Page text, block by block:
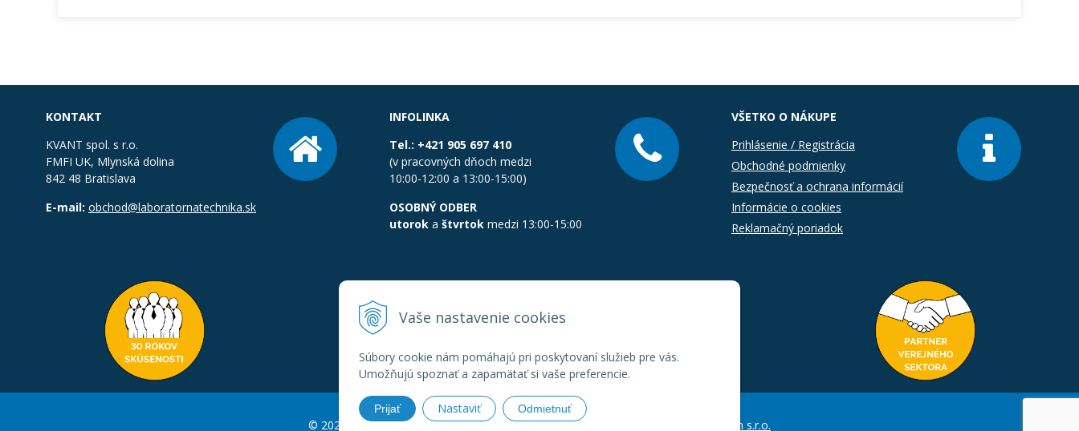
Vaše nastavenie cookies
Súbory cookie nám pomáhajú pri poskytovaní služieb pre vás.
Umožňujú spoznať a zapamätať si vaše preferencie.
Prijať Nastaviť Odmietnuť
KONTAKT
KVANT spol. s r.o.
FMFI UK, Mlynská dolina
842 48 Bratislava
E-mail: obchod@laboratornatechnika.sk
INFOLINKA
Tel.: +421 905 697 410
(v pracovných dňoch medzi
10:00-12:00 a 13:00-15:00)
OSOBNÝ ODBER
utorok a štvrtok medzi 13:00-15:00
VŠETKO O NÁKUPE
Prihlásenie / Registrácia
Obchodné podmienky
Bezpečnosť a ochrana informácií
Informácie o cookies
Reklamačný poriadok
© 2026 Laboratornatechnika.sk •Created&e-shop Pohoda connector NextCom s.r.o.